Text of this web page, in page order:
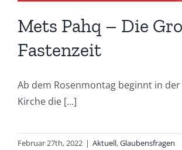
Mets Pahq – Die
Fastenzeit
Ab dem Rosenmontag beginnt in
Kirche die [...]
Februar 27th, 2022 | Aktuell,Glaubensfragen